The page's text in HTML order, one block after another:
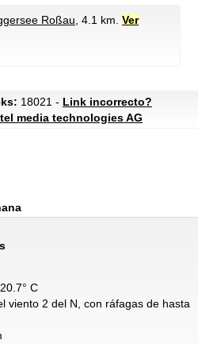
Roßau , 4.1 km. Ver
18021 - Link incorrecto?
media technologies AG
C
viento 2 del N, con ráfagas de hasta